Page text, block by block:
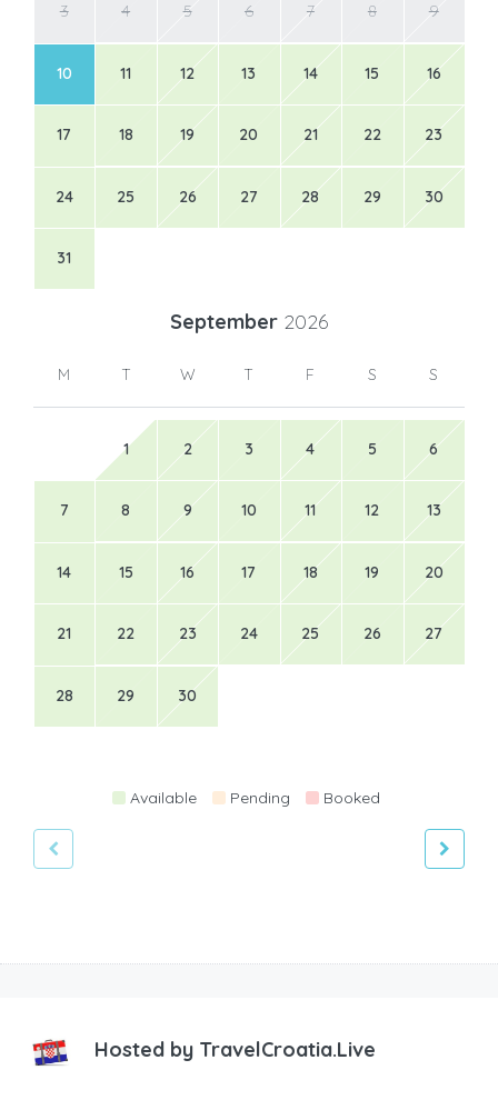
3 4 5 6 7 8 9
10 11 12 13 14 15 16
17 18 19 20 21 22 23
24 25 26 27 28 29 30
31
September 2026
M T W T F S S
1 2 3 4 5 6
7 8 9 10 11 12 13
14 15 16 17 18 19 20
21 22 23 24 25 26 27
28 29 30
Available Pending Booked
Hosted by TravelCroatia.Live